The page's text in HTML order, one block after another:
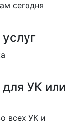
сегодня
УК или
всех УК и